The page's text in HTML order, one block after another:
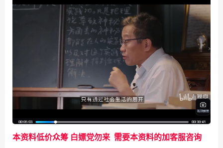
本资料低价众筹 白嫖党勿来 需要本资料的加客服咨询